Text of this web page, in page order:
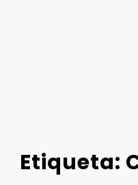
Etiqueta: